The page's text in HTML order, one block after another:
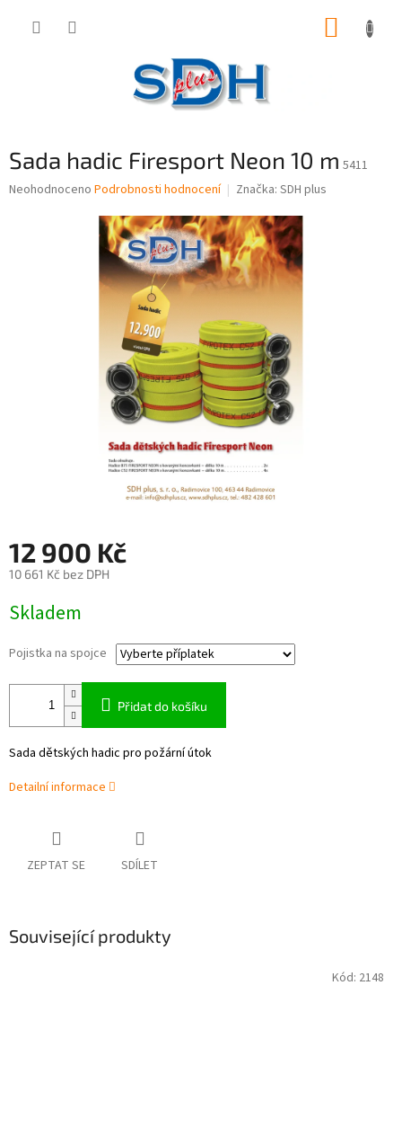
Sada hadic Firesport Neon 10 m 5411
Průměrné
Neohodnoceno Podrobnosti hodnocení Značka: SDH plus
12 900 Kč
10 661 Kč bez DPH
cena:
Skladem
Pojistka na spojce
Přidat do košíku
Sada dětských hadic pro požární útok
Detailní informace
ZEPTAT SE SDÍLET
Související produkty
Kód: 2148